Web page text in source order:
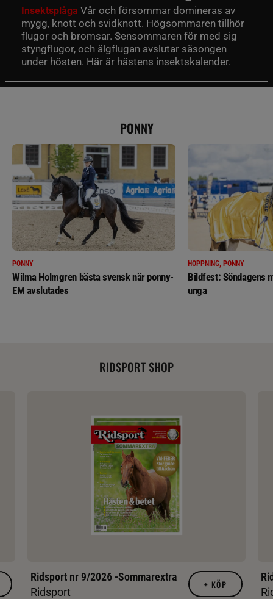
Insektsplåga Vår och försommar domineras av
mygg, knott och svidknott. Högsommaren tillhör
flugor och bromsar. Sensommaren för med sig
styngflugor, och älgflugan avslutar säsongen
under hösten. Här är hästens insektskalender.
PONNY
PONNY
Wilma Holmgren bästa svensk när ponny-
EM avslutades
HOPPNING, PONNY
Bildfest: Söndagens
unga
RIDSPORT SHOP
Ridsport nr 9/2026 -Sommarextra
Ridsport
+ KÖP